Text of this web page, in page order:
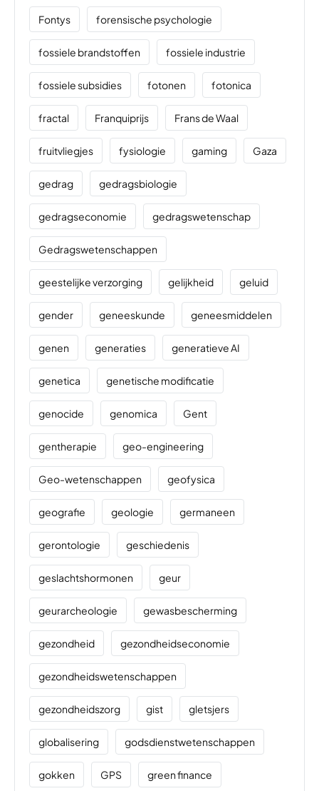
Fontys forensische psychologie
fossiele brandstoffen fossiele industrie
fossiele subsidies fotonen fotonica
fractal Franquiprijs Frans de Waal
fruitvliegjes fysiologie gaming Gaza
gedrag gedragsbiologie
gedragseconomie gedragswetenschap
Gedragswetenschappen
geestelijke verzorging gelijkheid geluid
gender geneeskunde geneesmiddelen
genen generaties generatieve AI
genetica genetische modificatie
genocide genomica Gent
gentherapie geo-engineering
Geo-wetenschappen geofysica
geografie geologie germaneen
gerontologie geschiedenis
geslachtshormonen geur
geurarcheologie gewasbescherming
gezondheid gezondheidseconomie
gezondheidswetenschappen
gezondheidszorg gist gletsjers
globalisering godsdienstwetenschappen
gokken GPS green finance